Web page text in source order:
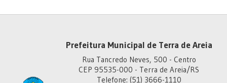
Prefeitura Municipal de Terra de Areia
Rua Tancredo Neves, 500 - Centro
CEP 95535-000 - Terra de Areia/RS
Telefone: (51) 3666-1110